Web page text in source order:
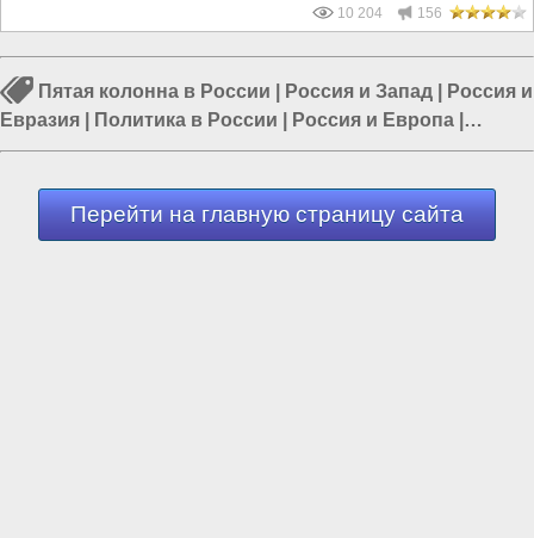
10 204 156
Пятая колонна в России Россия и Запад
Россия и
Евразия
Политика в России Россия и Европа
Россия и США|Власть в РФ
Перейти на главную страницу сайта